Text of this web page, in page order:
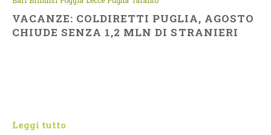
VACANZE: COLDIRETTI PUGLIA, AGOSTO
CHIUDE SENZA 1,2 MLN DI STRANIERI
Leggi tutto